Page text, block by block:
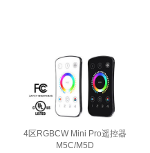
4区RGBCW Mini Pro遥控器
M5C/M5D